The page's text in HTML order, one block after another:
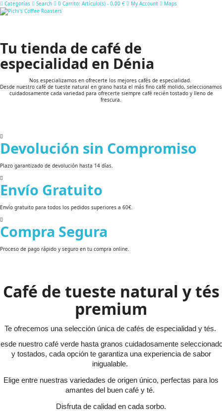
Categorías Search 0 Carrito: Artículo(s) - 0,00 € My Account Maps
Tu tienda de café de
especialidad en Dénia
Nos especializamos en ofrecerte los mejores cafés de especialidad.
Desde nuestro café de tueste natural en grano hasta el más fino café molido, seleccionamos
cuidadosamente cada variedad para ofrecerte siempre café recién tostado y lleno de
frescura.
Devolución sin Compromiso
Plazo garantizado de devolución hasta 14 días.
Envío Gratuito
Envío gratuito para todos los pedidos superiores a 60€.
Compra Segura
Proceso de pago rápido y seguro en tu compra online.
Café de tueste natural y tés
premium
Te ofrecemos una selección única de cafés de especialidad y tés.
nuestro café verde hasta granos cuidadosamente
y tostados, cada opción te garantiza una experiencia de sabor
inigualable.
Elige entre nuestras variedades de origen único, perfectas para los
amantes del buen café y té.
Disfruta de calidad en cada sorbo.